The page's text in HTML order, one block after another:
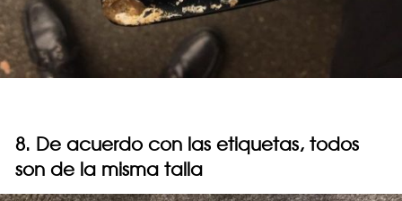
8. De acuerdo con las etiquetas, todos
son de la misma talla